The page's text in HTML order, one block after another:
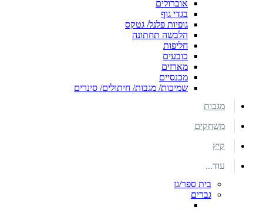
אוברולים
בגדי גוף
גופיות פלנל/ גטקס
הלבשה תחתונה
חליפות
כובעים
מארזים
מכנסיים
שמיכות/ מגבות/ חיתולים/ סינרים
מגבות
משחקים
קיץ
עוד...
בית ספר/גן
גברים